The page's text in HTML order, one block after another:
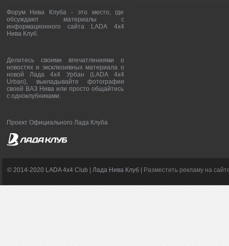
Форум Нива Клуба - это место, где
обсуждают материалы с
информационного сайта LADA 4x4
Нива Клуб.
Делитесь своими впечатлениями о
новостях и эксклюзивных материала о
новой Лада 4х4 Урбан (LADA 4x4
Urban), выкладывайте фотографии
своей ВАЗ Нива или просто общайтесь
с одноклубниками.
Проект Официального Лада Клуба
© 2014-2020 LADA 4x4 Club | Лада Нива Клуб | Разместить рекламу на